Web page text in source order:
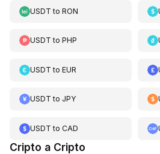
USDT to RON
USDT to PHP
USDT to EUR
USDT to JPY
USDT to CAD
Cripto a Cripto